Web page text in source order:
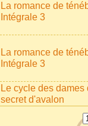
La romance de
Intégrale 3
La romance de
Intégrale 3
Le cycle des dames
secret d'avalon